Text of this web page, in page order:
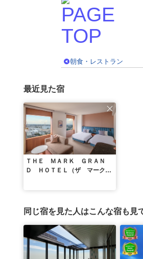
朝食・レストラン
最近見た宿
ＴＨＥ ＭＡＲＫ ＧＲＡＮ
Ｄ ＨＯＴＥＬ（ザ マーク
同じ宿を見た人はこんな宿も見